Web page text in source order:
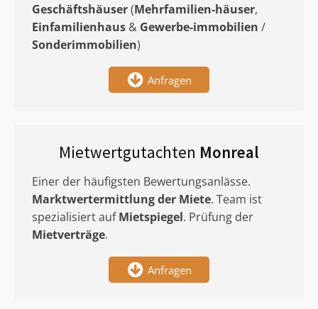
Geschäftshäuser(Mehrfamilien-häuser,
Einfamilienhaus & Gewerbe-immobilien /
Sonderimmobilien)
Anfragen
Mietwertgutachten Monreal
Einer der häufigsten Bewertungsanlässe.
Marktwertermittlungder Miete. Team ist
spezialisiert aufMietspiegel. Prüfung der
Mietverträge.
Anfragen